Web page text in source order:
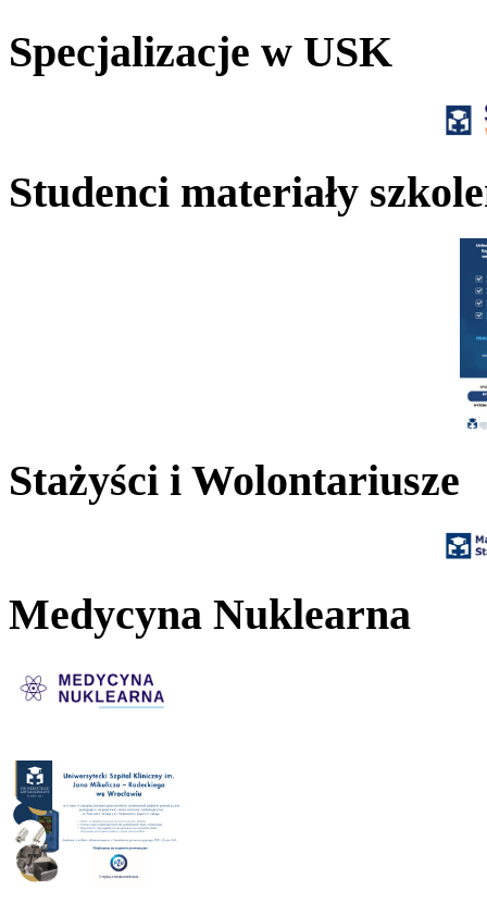
Specjalizacje w USK
Studenci materiały
Stażyści i Wolontariusze
Medycyna Nuklearna